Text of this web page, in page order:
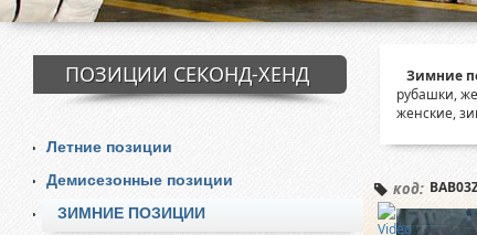
ПОЗИЦИИ СЕКОНД-ХЕНД
Летние позиции
Демисезонные позиции
ЗИМНИЕ ПОЗИЦИИ
Зимние
рубашки,
женские,
код: